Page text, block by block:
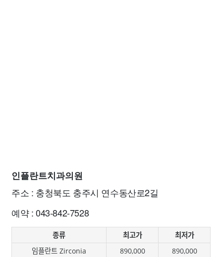
인플란트치과의원
주소 : 충청북도 충주시 연수동산로2길
예약 : 043-842-7528
종류 최고가
최저가
임플란트 Zirconia
890,000
890,000